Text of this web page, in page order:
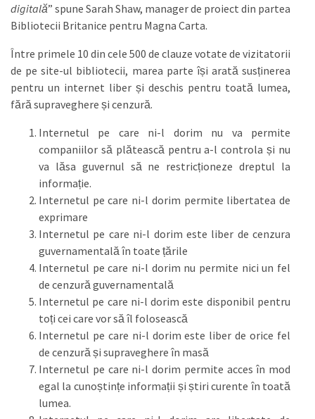
digitală” spune Sarah Shaw, manager de proiect din partea
Bibliotecii Britanice pentru Magna Carta.
Între primele 10 din cele 500 de clauze votate de vizitatorii
de pe site-ul bibliotecii, marea parte își arată susținerea
pentru un internet liber și deschis pentru toată lumea,
fără supraveghere și cenzură.
Internetul pe care ni-l dorim nu va permite
companiilor să plătească pentru a-l controla și nu
va lăsa guvernul să ne restricționeze dreptul la
informație.
Internetul pe care ni-l dorim permite libertatea de
exprimare
Internetul pe care ni-l dorim este liber de cenzura
guvernamentală în toate țările
Internetul pe care ni-l dorim nu permite nici un fel
de cenzură guvernamentală
Internetul pe care ni-l dorim este disponibil pentru
toți cei care vor să îl folosească
Internetul pe care ni-l dorim este liber de orice fel
de cenzură și supraveghere în masă
Internetul pe care ni-l dorim permite acces în mod
egal la cunoștințe informații și știri curente în toată
lumea.